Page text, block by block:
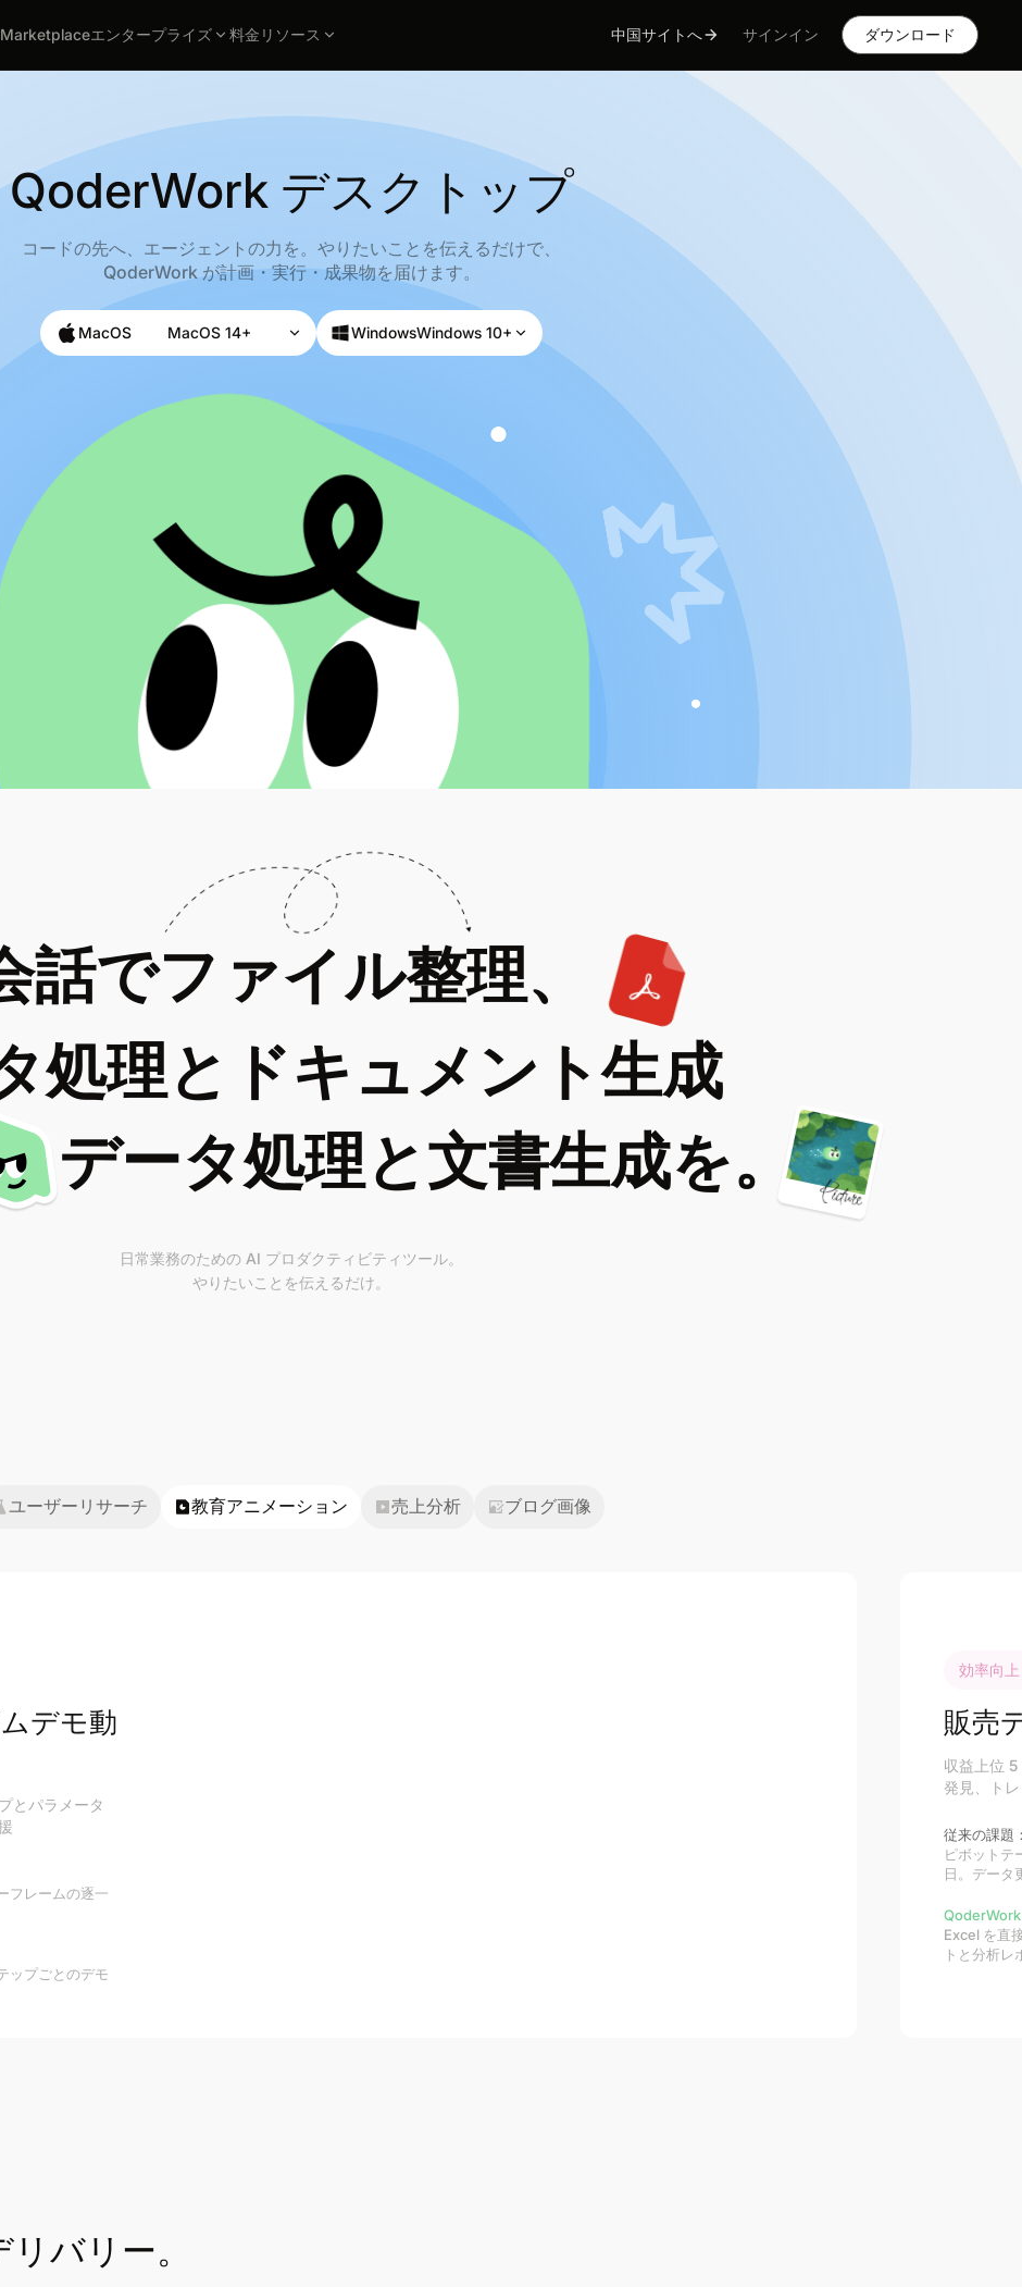
Marketplaceエンタープライズ 料金 リソース 中国サイトへ サインイン ダウンロード
QoderWork デスクトップ
コードの先へ、エージェントの力を。やりたいことを伝えるだけで、
QoderWork が計画・実行・成果物を届けます。
MacOS MacOS 14+ WindowsWindows 10+
話でファイル整理、
処理とドキュメント生成
データ処理と文書生成を。
日常業務のための AI プロダクティビティツール。
やりたいことを伝えるだけ。
ユーザーリサーチ 教育アニメーション 売上分析 ブログ画像
デモ動
とパラメータ
フレームの逐一
ップごとのデモ
効率向
販売
収益上位
発見、ト
従来の課題
ピボットテ
日。データ
QoderWork
Excel を直
トと分析
バリー。